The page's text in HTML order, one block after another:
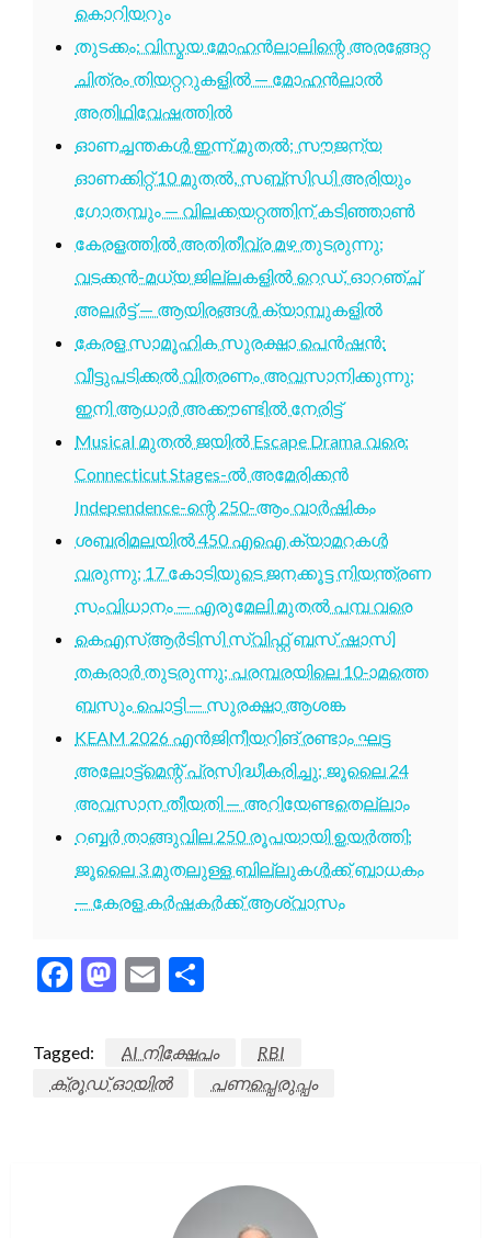
കൊറിയറും
തുടക്കം: വിസ്മയ മോഹൻലാലിന്റെ അരങ്ങേറ്റ
ചിത്രം തിയറ്ററുകളിൽ — മോഹൻലാൽ
അതിഥിവേഷത്തിൽ
ഓണച്ചന്തകൾ ഇന്ന് മുതൽ; സൗജന്യ
ഓണക്കിറ്റ് 10 മുതൽ, സബ്സിഡി അരിയും
ഗോതമ്പും — വിലക്കയറ്റത്തിന് കടിഞ്ഞാൺ
കേരളത്തിൽ അതിതീവ്ര മഴ തുടരുന്നു;
വടക്കൻ-മധ്യ ജില്ലകളിൽ റെഡ്, ഓറഞ്ച്
അലർട്ട് — ആയിരങ്ങൾ ക്യാമ്പുകളിൽ
കേരള സാമൂഹിക സുരക്ഷാ പെൻഷൻ:
വീട്ടുപടിക്കൽ വിതരണം അവസാനിക്കുന്നു;
ഇനി ആധാർ അക്കൗണ്ടിൽ നേരിട്ട്
Musical മുതൽ ജയിൽ Escape Drama വരെ:
Connecticut Stages-ൽ അമേരിക്കൻ
Independence-ന്റെ 250-ആം വാർഷികം
ശബരിമലയിൽ 450 എഐ ക്യാമറകൾ
വരുന്നു; 17 കോടിയുടെ ജനക്കൂട്ട നിയന്ത്രണ
സംവിധാനം — എരുമേലി മുതൽ പമ്പ വരെ
കെഎസ്ആർടിസി സ്വിഫ്റ്റ് ബസ് ഷാസി
തകരാർ തുടരുന്നു; പരമ്പരയിലെ 10-ാമത്തെ
ബസും പൊട്ടി — സുരക്ഷാ ആശങ്ക
KEAM 2026 എൻജിനീയറിങ് രണ്ടാം ഘട്ട
അലോട്ട്മെന്റ് പ്രസിദ്ധീകരിച്ചു; ജൂലൈ 24
അവസാന തീയതി — അറിയേണ്ടതെല്ലാം
റബ്ബർ താങ്ങുവില 250 രൂപയായി ഉയർത്തി;
ജൂലൈ 3 മുതലുള്ള ബില്ലുകൾക്ക് ബാധകം
— കേരള കർഷകർക്ക് ആശ്വാസം
Facebook
Mastodon
Email
Tagged: AI നിക്ഷേപം
RBI
ക്രൂഡ് ഓയിൽ
പണപ്പെരുപ്പം